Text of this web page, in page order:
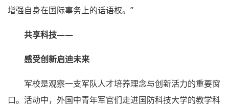
增强自身在国际事务上的话语权。”
共享科技——
感受创新启迪未来
军校是观察一支军队人才培养理念与创新活力的重要窗
口。活动中，外国中青年军官们走进国防科技大学的教学科